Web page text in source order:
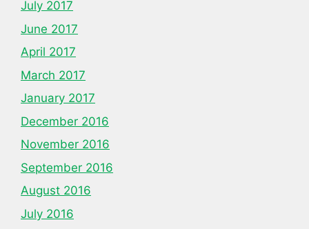
July 2017
June 2017
April 2017
March 2017
January 2017
December 2016
November 2016
September 2016
August 2016
July 2016